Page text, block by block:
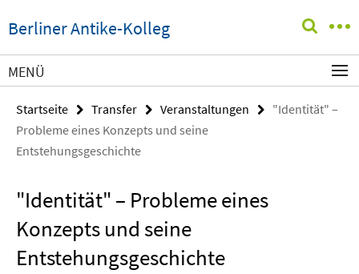
direkt
zu
Inhalt
Berliner Antike-Kolleg
Service-
MENÜ
Startseite Transfer Veranstaltungen
"Identität" –
Probleme eines Konzepts und seine
Entstehungsgeschichte
"Identität" – Probleme eines
Konzepts und seine
Entstehungsgeschichte